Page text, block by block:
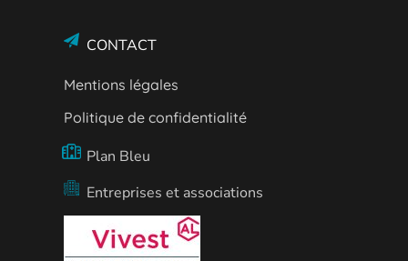
CONTACT
Mentions légales
Politique de confidentialité
Plan Bleu
Entreprises et associations